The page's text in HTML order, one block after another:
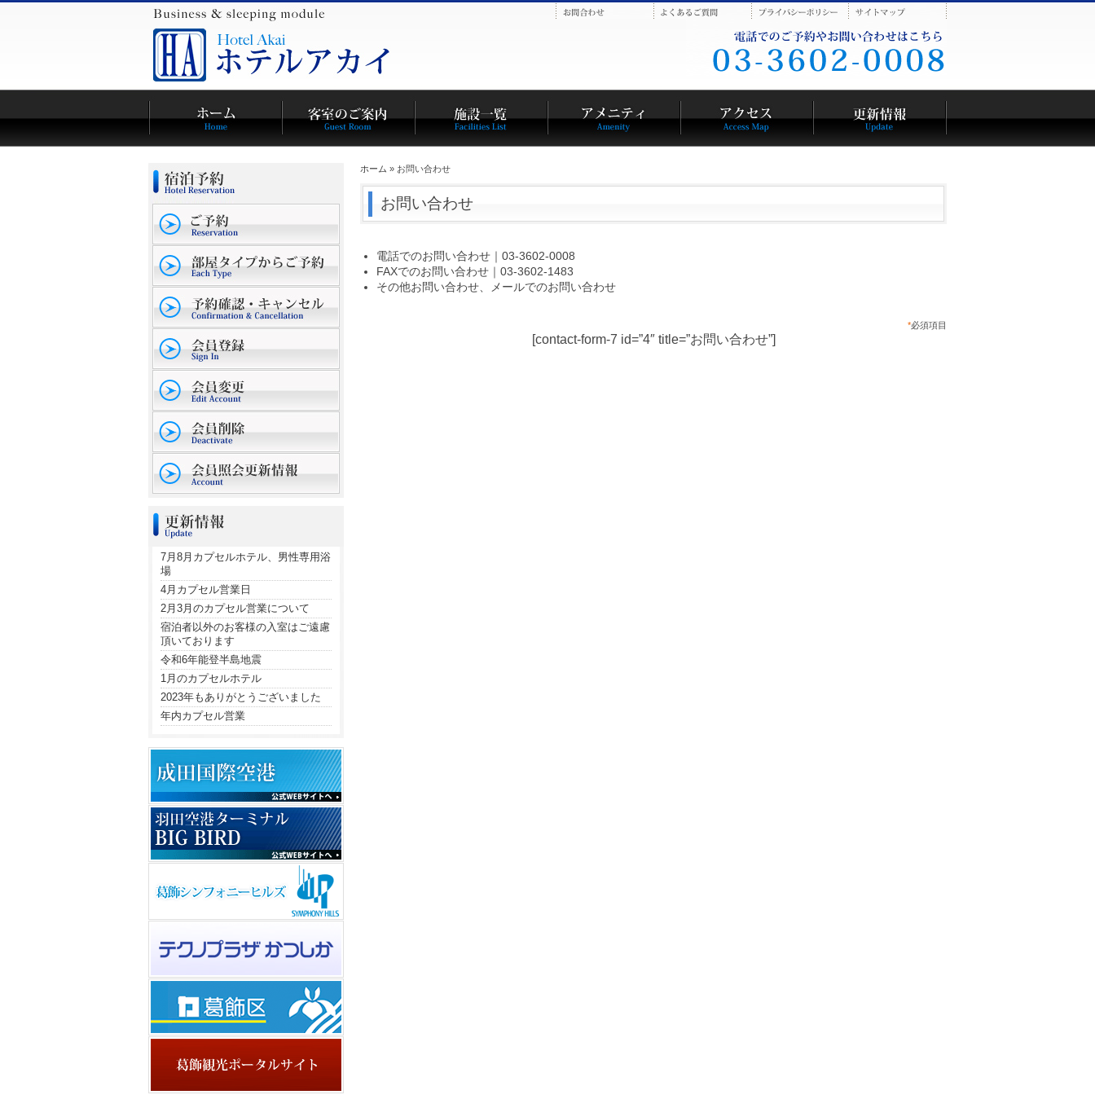
ホーム » お問い合わせ
お問い合わせ
電話でのお問い合わせ｜03-3602-0008
FAXでのお問い合わせ｜03-3602-1483
その他お問い合わせ、メールでのお問い合わせ
*必須項目
[contact-form-7 id=”4″ title=”お問い合わせ”]
7月8月カプセルホテル、男性専用浴
場
4月カプセル営業日
2月3月のカプセル営業について
宿泊者以外のお客様の入室はご遠慮
頂いております
令和6年能登半島地震
1月のカプセルホテル
2023年もありがとうございました
年内カプセル営業